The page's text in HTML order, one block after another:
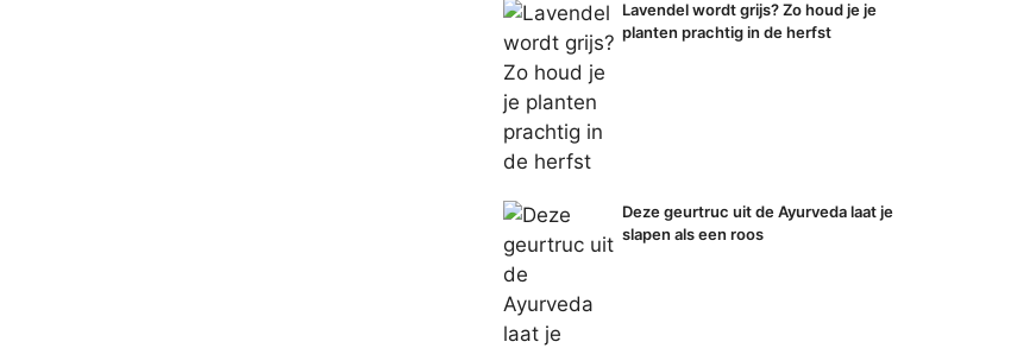
Lavendel wordt grijs? Zo houd je je
planten prachtig in de herfst
Deze geurtruc uit de Ayurveda laat je
slapen als een roos